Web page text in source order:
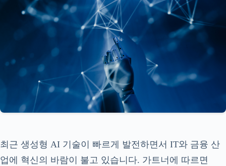
최근 생성형 AI 기술이 빠르게 발전하면서 IT와 금융 산
업에 혁신의 바람이 불고 있습니다. 가트너에 따르면